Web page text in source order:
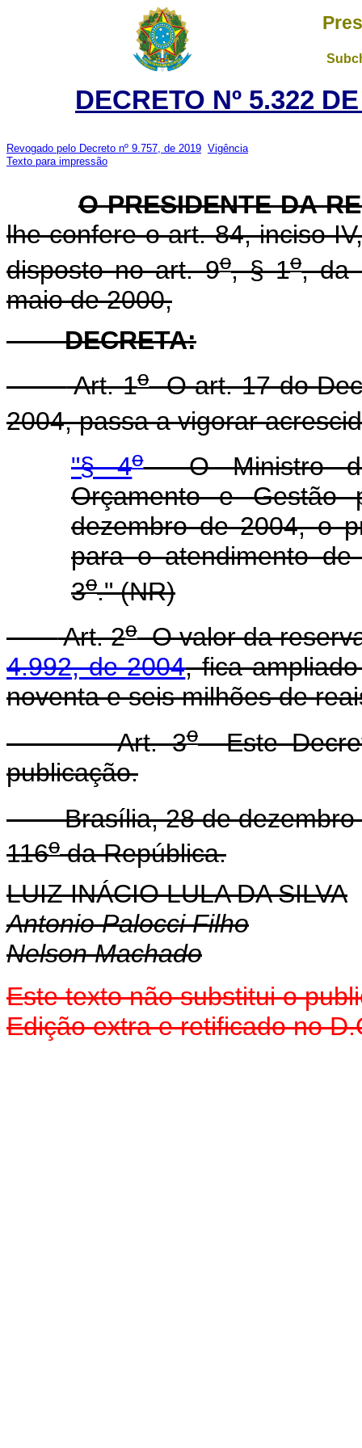
DECRETO Nº 5.322
Revogado pelo Decreto nº 9.757, de 2019 Vigência
Texto para impressão
O PRESIDENTE DA
lhe confere o art. 84, inciso
disposto no art. 9o, § 1o, da
maio de 2000,
DECRETA:
Art. 1oO art. 17 do
2004, passa a vigorar
"§ 4oO Ministro de
Orçamento e Gestão
dezembro de 2004, o
para o atendimento
3o." (NR)
Art. 2oO valor da
4.992, de 2004, fica
noventa e seis milhões de
Art. 3oEste
publicação.
Brasília, 28 de dezembro
116oda República.
LUIZ INÁCIO LULA DA SILVA
Antonio Palocci Filho
Nelson Machado
Este texto não substitui o
Edição extra e retificado no